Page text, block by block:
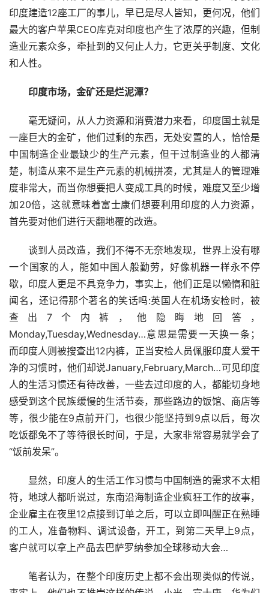
印度建造12座工厂的事儿，早已是尽人皆知，更何况，他们
最大的客户苹果CEO库克对印度也产生了浓厚的兴趣，但制
造业元素众多，牵扯到的又何止人力，它更关乎制度、文化
和人性。
印度市场，金矿还是烂泥潭？
毫无疑问，从人力资源和消费潜力来看，印度国土就是
一座巨大的金矿，他们过剩的东西，无处安置的人，恰恰是
中国制造企业最缺少的生产元素，但干过制造业的人都清
楚，制造从来不是生产元素的机械拼凑，尤其是人的管理难
度非常大，而当你想要把人变成工具的时候，难度又至少增
加20倍，这就意味着富士康们想要利用印度的人力资源，
首先要对他们进行天翻地覆的改造。
谈到人员改造，我们不得不无奈地发现，世界上没有哪
一个国家的人，能如中国人般勤劳，好像机器一样永不停
歇，印度人更是不具竞争力，事实上，他们正是以懒惰和脏
闻名，还记得那个著名的笑话吗:英国人在机场安检时，被
查出7个内裤，他隐晦地回答，
Monday,Tuesday,Wednesday…意思是需要一天换一条；
而印度人则被搜查出12内裤，正当安检人员佩服印度人爱干
净的习惯时，他们却说January,February,March…可见印度
人的生活习惯还有待改善，一些去过印度的人，都能切身地
感受到这个民族缓慢的生活节奏，那些路边的饭馆、商店等
等，很少能在9点前开门，也很少能坚持到9点以后，每次
吃饭都免不了等待很长时间，于是，大家非常容易就学会了
“饭前发呆”。
显然，印度人的生活工作习惯与中国制造的需求不太相
符，地球人都听说过，东南沿海制造企业疯狂工作的故事，
企业雇主在夜里12点接到订单之后，可以立即叫醒正在熟睡
的工人，准备物料、调试设备，开工，到第二天早上9点，
客户就可以拿上产品去巴萨罗纳参加全球移动大会…
笔者认为，在整个印度历史上都不会出现类似的传说，